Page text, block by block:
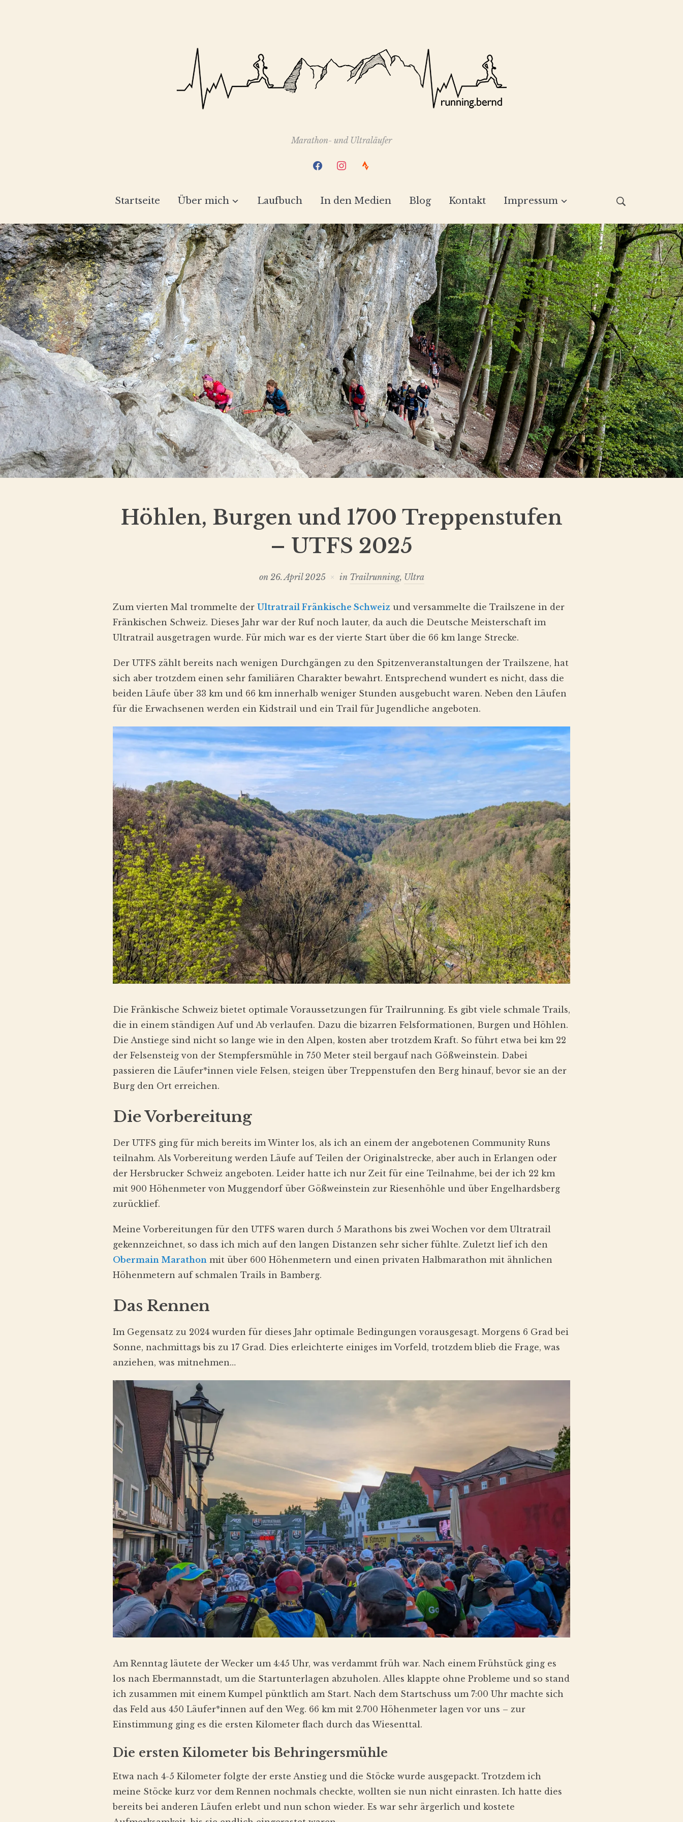
Marathon- und Ultraläufer
facebookinstagram
strava
Startseite Über mich Laufbuch In den Medien Blog Kontakt Impressum
Höhlen, Burgen und 1700 Treppenstufen
– UTFS 2025
on 26. April 2025 in Trailrunning, Ultra
Zum vierten Mal trommelte der Ultratrail Fränkische Schweizund versammelte die Trailszene in der
Fränkischen Schweiz. Dieses Jahr war der Ruf noch lauter, da auch die Deutsche Meisterschaft im
Ultratrail ausgetragen wurde. Für mich war es der vierte Start über die 66 km lange Strecke.
Der UTFS zählt bereits nach wenigen Durchgängen zu den Spitzenveranstaltungen der Trailszene, hat
sich aber trotzdem einen sehr familiären Charakter bewahrt. Entsprechend wundert es nicht, dass die
beiden Läufe über 33 km und 66 km innerhalb weniger Stunden ausgebucht waren. Neben den Läufen
für die Erwachsenen werden ein Kidstrail und ein Trail für Jugendliche angeboten.
Die Fränkische Schweiz bietet optimale Voraussetzungen für Trailrunning. Es gibt viele schmale Trails,
die in einem ständigen Auf und Ab verlaufen. Dazu die bizarren Felsformationen, Burgen und Höhlen.
Die Anstiege sind nicht so lange wie in den Alpen, kosten aber trotzdem Kraft. So führt etwa bei km 22
der Felsensteig von der Stempfersmühle in 750 Meter steil bergauf nach Gößweinstein. Dabei
passieren die Läufer*innen viele Felsen, steigen über Treppenstufen den Berg hinauf, bevor sie an der
Burg den Ort erreichen.
Die Vorbereitung
Der UTFS ging für mich bereits im Winter los, als ich an einem der angebotenen Community Runs
teilnahm. Als Vorbereitung werden Läufe auf Teilen der Originalstrecke, aber auch in Erlangen oder
der Hersbrucker Schweiz angeboten. Leider hatte ich nur Zeit für eine Teilnahme, bei der ich 22 km
mit 900 Höhenmeter von Muggendorf über Gößweinstein zur Riesenhöhle und über Engelhardsberg
zurücklief.
Meine Vorbereitungen für den UTFS waren durch 5 Marathons bis zwei Wochen vor dem Ultratrail
gekennzeichnet, so dass ich mich auf den langen Distanzen sehr sicher fühlte. Zuletzt lief ich den
Obermain Marathonmit über 600 Höhenmetern und einen privaten Halbmarathon mit ähnlichen
Höhenmetern auf schmalen Trails in Bamberg.
Das Rennen
Im Gegensatz zu 2024 wurden für dieses Jahr optimale Bedingungen vorausgesagt. Morgens 6 Grad bei
Sonne, nachmittags bis zu 17 Grad. Dies erleichterte einiges im Vorfeld, trotzdem blieb die Frage, was
anziehen, was mitnehmen…
Am Renntag läutete der Wecker um 4:45 Uhr, was verdammt früh war. Nach einem Frühstück ging es
los nach Ebermannstadt, um die Startunterlagen abzuholen. Alles klappte ohne Probleme und so stand
ich zusammen mit einem Kumpel pünktlich am Start. Nach dem Startschuss um 7:00 Uhr machte sich
das Feld aus 450 Läufer*innen auf den Weg. 66 km mit 2.700 Höhenmeter lagen vor uns – zur
Einstimmung ging es die ersten Kilometer flach durch das Wiesenttal.
Die ersten Kilometer bis Behringersmühle
Etwa nach 4-5 Kilometer folgte der erste Anstieg und die Stöcke wurde ausgepackt. Trotzdem ich
meine Stöcke kurz vor dem Rennen nochmals checkte, wollten sie nun nicht einrasten. Ich hatte dies
bereits bei anderen Läufen erlebt und nun schon wieder. Es war sehr ärgerlich und kostete